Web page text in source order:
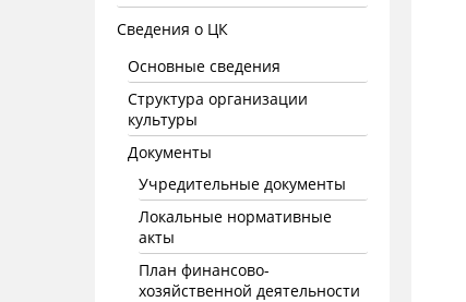
Сведения о ЦК
Основные сведения
Структура организации
культуры
Документы
Учредительные документы
Локальные нормативные
акты
План финансово-
хозяйственной деятельности